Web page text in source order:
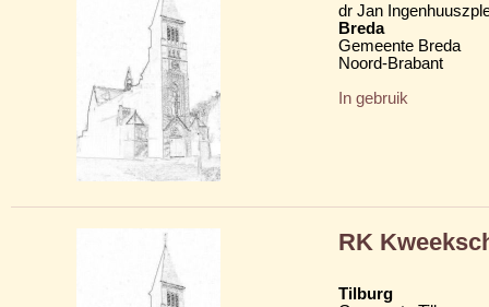
dr Jan
Breda
Gemeente Breda
Noord-Brabant
In gebruik
RK
Tilburg